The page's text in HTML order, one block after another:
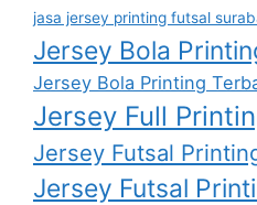
jasa jersey printing futsal
Jersey Bola
Jersey Bola Printing
Jersey Full
Jersey Futsal
Jersey Futsal